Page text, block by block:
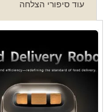
עוד סיפורי הצלחה